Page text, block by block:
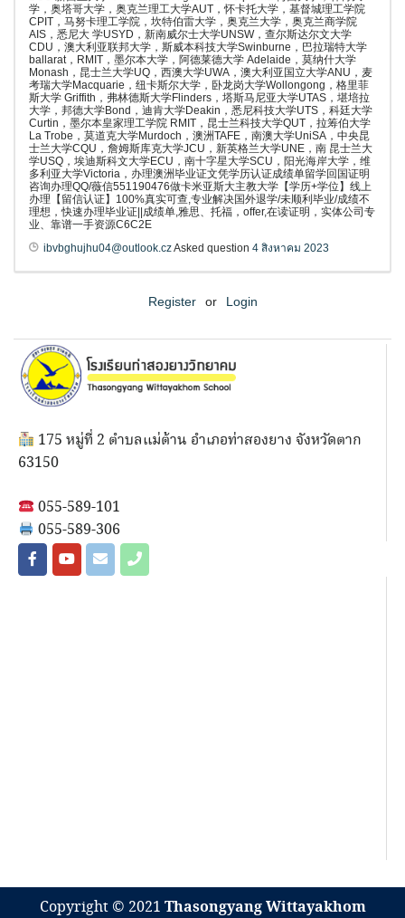
学，奥塔哥大学，奥克兰理工大学AUT，怀卡托大学，基督城理工学院
CPIT，马努卡理工学院，坎特伯雷大学，奥克兰大学，奥克兰商学院
AIS，悉尼大 学USYD，新南威尔士大学UNSW，查尔斯达尔文大学
CDU，澳大利亚联邦大学，斯威本科技大学Swinburne，巴拉瑞特大学
ballarat，RMIT，墨尔本大学，阿德莱德大学 Adelaide，莫纳什大学
Monash，昆士兰大学UQ，西澳大学UWA，澳大利亚国立大学ANU，麦
考瑞大学Macquarie，纽卡斯尔大学，卧龙岗大学Wollongong，格里菲
斯大学 Griffith，弗林德斯大学Flinders，塔斯马尼亚大学UTAS，堪培拉
大学，邦德大学Bond，迪肯大学Deakin，悉尼科技大学UTS，科廷大学
Curtin，墨尔本皇家理工学院 RMIT，昆士兰科技大学QUT，拉筹伯大学
La Trobe，莫道克大学Murdoch，澳洲TAFE，南澳大学UniSA，中央昆
士兰大学CQU，詹姆斯库克大学JCU，新英格兰大学UNE，南 昆士兰大
学USQ，埃迪斯科文大学ECU，南十字星大学SCU，阳光海岸大学，维
多利亚大学Victoria，办理澳洲毕业证文凭学历认证成绩单留学回国证明
咨询办理QQ/薇信551190476做卡米亚斯大主教大学【学历+学位】线上
办理【留信认证】100%真实可查,专业解决国外退学/未顺利毕业/成绩不
理想，快速办理毕业证||成绩单,雅思、托福，offer,在读证明，实体公司专
业、靠谱一手资源C6C2E
ibvbghujhu04@outlook.czAsked question 4 สิงหาคม 2023
Register or Login
175 หมู่ที่ 2 ตำบลแม่ต้าน อำเภอท่าสองยาง จังหวัดตาก
63150
055-589-101
055-589-306
Copyright © 2021 Thasongyang Wittayakhom